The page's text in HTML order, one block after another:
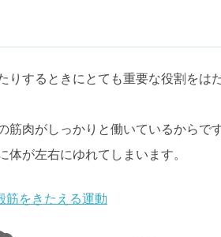
するときにとても重要な役割をは
筋肉がしっかりと働いているからで
が左右にゆれてしまいます。
筋をきたえる運動